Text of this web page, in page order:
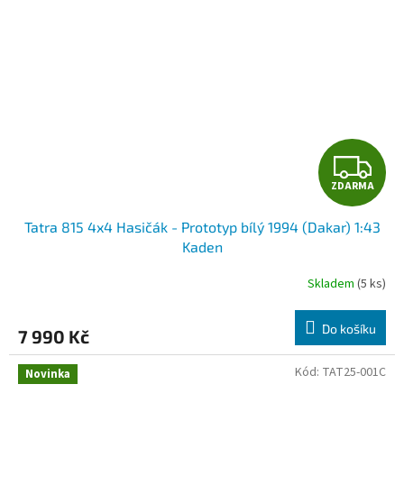
Z
D
A
R
M
A
ZDARMA
Tatra 815 4x4 Hasičák - Prototyp bílý 1994 (Dakar) 1:43
Kaden
Skladem (5 ks)
7 990 Kč Do košíku
Novinka Kód: TAT25-001C